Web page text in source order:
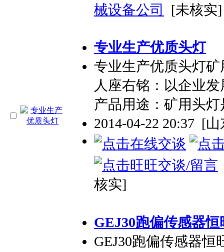
械设备公司 [未核实]
专业生产优质头灯
专业生产优质头灯
人座右铭：以企业
产品用途：矿用头
2014-04-22 20:37 [山
核实]
GEJ30跑偏传感器恒
GEJ30跑偏传感器恒